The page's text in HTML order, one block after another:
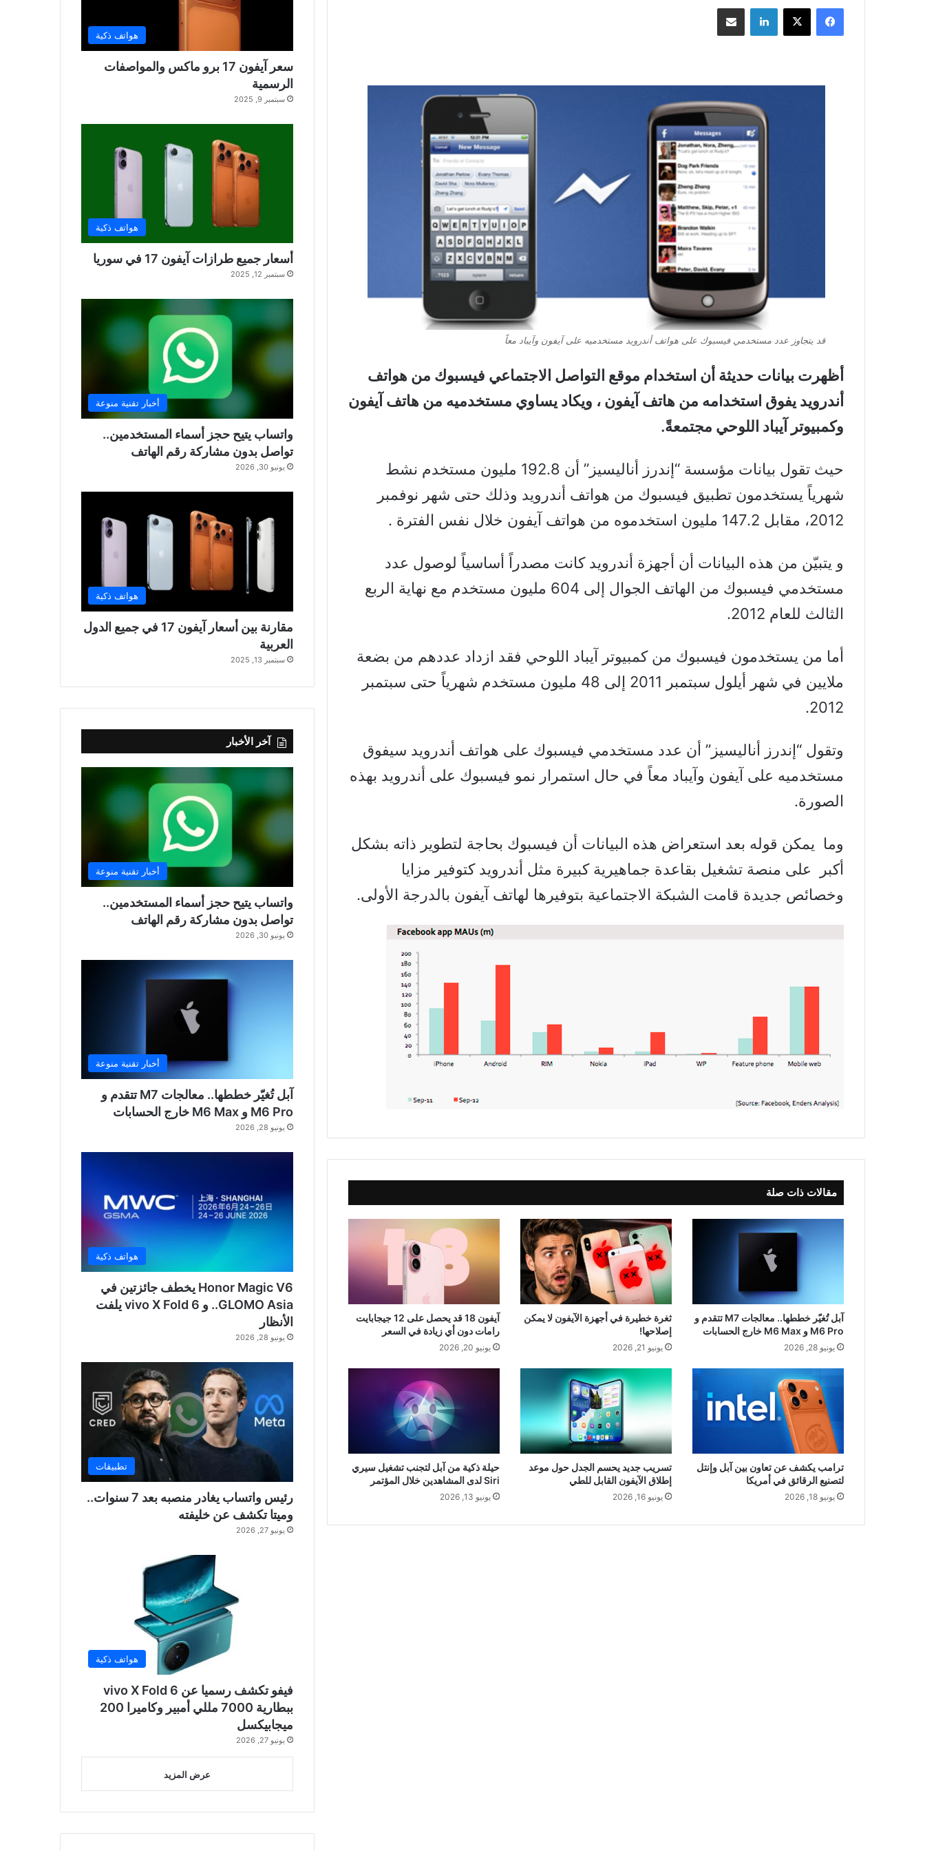
فيسبوك ‫X لينكدإن مشاركة بالبريد الإلكتروني
قد يتجاوز عدد مستخدمي فيسبوك على هواتف أندرويد مستخدميه على آيفون وآيباد معاً
أظهرت بيانات حديثة أن استخدام موقع التواصل الاجتماعي فيسبوك من هواتف
أندرويد يفوق استخدامه من هاتف آيفون ، ويكاد يساوي مستخدميه من هاتف آيفون
وكمبيوتر آيباد اللوحي مجتمعةً.
حيث تقول بيانات مؤسسة “إندرز أناليسيز” أن 192.8 مليون مستخدم نشط
شهرياً يستخدمون تطبيق فيسبوك من هواتف أندرويد وذلك حتى شهر نوفمبر
2012، مقابل 147.2 مليون استخدموه من هواتف آيفون خلال نفس الفترة .
و يتبيّن من هذه البيانات أن أجهزة أندرويد كانت مصدراً أساسياً لوصول عدد
مستخدمي فيسبوك من الهاتف الجوال إلى 604 مليون مستخدم مع نهاية الربع
الثالث للعام 2012.
أما من يستخدمون فيسبوك من كمبيوتر آيباد اللوحي فقد ازداد عددهم من بضعة
ملايين في شهر أيلول سبتمبر 2011 إلى 48 مليون مستخدم شهرياً حتى سبتمبر
2012.
وتقول “إندرز أناليسيز” أن عدد مستخدمي فيسبوك على هواتف أندرويد سيفوق
مستخدميه على آيفون وآيباد معاً في حال استمرار نمو فيسبوك على أندرويد بهذه
الصورة.
وما يمكن قوله بعد استعراض هذه البيانات أن فيسبوك بحاجة لتطوير ذاته بشكل
أكبر على منصة تشغيل بقاعدة جماهيرية كبيرة مثل أندرويد كتوفير مزايا
وخصائص جديدة قامت الشبكة الاجتماعية بتوفيرها لهاتف آيفون بالدرجة الأولى.
مقالات ذات صلة
آبل تُغيّر خططها.. معالجات M7 تتقدم و
M6 Pro و M6 Max خارج الحسابات
يونيو 28, 2026
ثغرة خطيرة في أجهزة الآيفون لا يمكن
إصلاحها!
يونيو 21, 2026
آيفون 18 قد يحصل على 12 جيجابايت
رامات دون أي زيادة في السعر
يونيو 20, 2026
ترامب يكشف عن تعاون بين آبل وإنتل
لتصنيع الرقائق في أمريكا
يونيو 18, 2026
تسريب جديد يحسم الجدل حول موعد
إطلاق الآيفون القابل للطي
يونيو 16, 2026
حيلة ذكية من آبل لتجنب تشغيل سيري
Siri لدى المشاهدين خلال المؤتمر
يونيو 13, 2026
هواتف ذكية
سعر آيفون 17 برو ماكس والمواصفات
الرسمية
سبتمبر 9, 2025
هواتف ذكية
أسعار جميع طرازات آيفون 17 في سوريا
سبتمبر 12, 2025
أخبار تقنية منوعة
واتساب يتيح حجز أسماء المستخدمين..
تواصل بدون مشاركة رقم الهاتف
يونيو 30, 2026
هواتف ذكية
مقارنة بين أسعار آيفون 17 في جميع الدول
العربية
سبتمبر 13, 2025
آخر الأخبار
أخبار تقنية منوعة
واتساب يتيح حجز أسماء المستخدمين..
تواصل بدون مشاركة رقم الهاتف
يونيو 30, 2026
أخبار تقنية منوعة
آبل تُغيّر خططها.. معالجات M7 تتقدم و
M6 Pro و M6 Max خارج الحسابات
يونيو 28, 2026
هواتف ذكية
Honor Magic V6 يخطف جائزتين في
GLOMO Asia.. و vivo X Fold 6 يلفت
الأنظار
يونيو 28, 2026
تطبيقات
رئيس واتساب يغادر منصبه بعد 7 سنوات..
وميتا تكشف عن خليفته
يونيو 27, 2026
هواتف ذكية
فيفو تكشف رسميا عن vivo X Fold 6
ببطارية 7000 مللي أمبير وكاميرا 200
ميجابيكسل
يونيو 27, 2026
عرض المزيد